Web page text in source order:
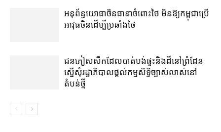
អនុព័ន្ធយោធា​ចិន​ធានា​ចំពោះ​ថៃ មិន​ឱ្យ​កម្ពុជា​ប្រើ​
អាវុធ​ចិន​ដើម្បី​ប្រឆាំង​ថៃ ​
ជនភៀសសឹក​ដែល​បាត់បង់​ផ្ទះ​និង​ដី​នៅ​ព្រំដែន​
ស្នើសុំ​រដ្ឋាភិបាល​ផ្តល់​កម្មសិទ្ធិ​ច្បាស់លាស់​នៅ​
តំបន់​ថ្មី